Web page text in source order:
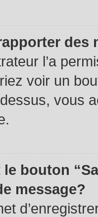
des
l’a
voir un
vous
bouton
message?